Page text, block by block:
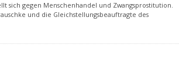
sich gegen Menschenhandel und Zwangsprostitution.
und die Gleichstellungsbeauftragte des